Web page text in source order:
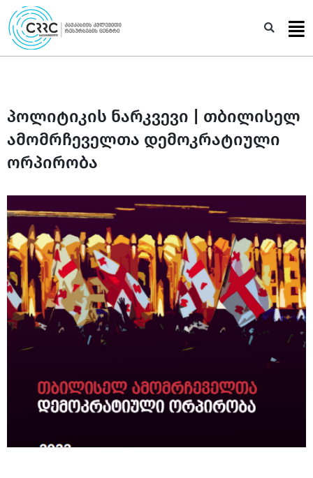
Skip
to
content
პოლიტიკის ნარკვევი | თბილისელ
ამომრჩეველთა დემოკრატიული
ორპირობა